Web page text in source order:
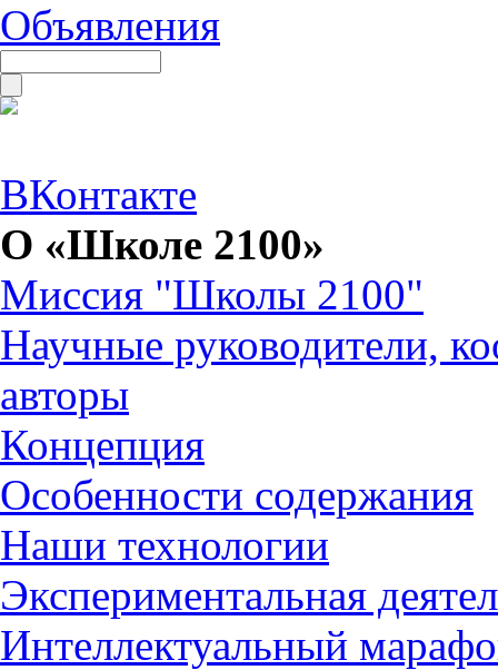
Объявления
ВКонтакте
О «Школе 2100»
Миссия "Школы 2100"
Научные руководители,
авторы
Концепция
Особенности содержания
Наши технологии
Экспериментальная
Интеллектуальный